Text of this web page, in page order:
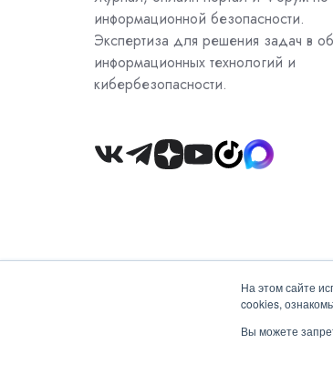
На этом сайте
cookies,
Вы можете
информационной безопасности.
Экспертиза для решения задач в
информационных технологий и
кибербезопасности.
Join
Copyright © 2026 ООО "Гротек"